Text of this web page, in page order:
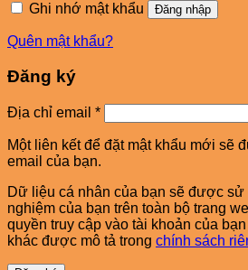
Ghi nhớ mật khẩu
Đăng nhập
Quên mật khẩu?
Đăng ký
Địa chỉ email *Bắt
buộc
Một liên kết để đặt mật khẩu mới sẽ
email của bạn.
Dữ liệu cá nhân của bạn sẽ được sử
nghiệm của bạn trên toàn bộ trang
quyền truy cập vào tài khoản của
khác được mô tả trong chính sách